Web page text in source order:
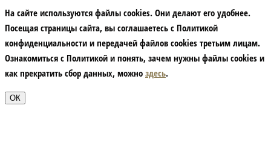
На сайте используются файлы cookies. Они делают его удобнее.
Посещая страницы сайта, вы соглашаетесь с Политикой
конфиденциальности и передачей файлов cookies третьим лицам.
Ознакомиться с Политикой и понять, зачем нужны файлы сookies и
как прекратить сбор данных, можно здесь.
ОК